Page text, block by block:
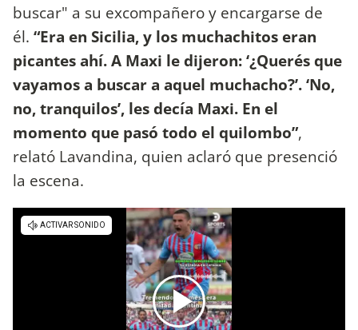
buscar" a su excompañero y encargarse de
él. “Era en Sicilia, y los muchachitos eran
picantes ahí.A Maxi le dijeron: ‘¿Querés que
vayamos a buscar a aquel muchacho?’. ‘No,
no, tranquilos’, les decía Maxi. En el
momento que pasó todo el quilombo”,
relató Lavandina, quien aclaró que presenció
la escena.